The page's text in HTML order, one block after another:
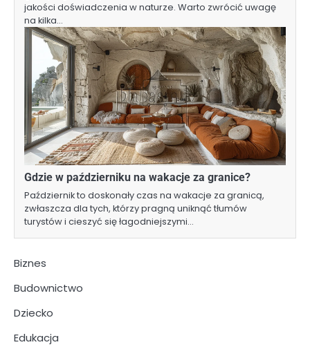
jakości doświadczenia w naturze. Warto zwrócić uwagę
na kilka…
Gdzie w październiku na wakacje za granice?
Październik to doskonały czas na wakacje za granicą,
zwłaszcza dla tych, którzy pragną uniknąć tłumów
turystów i cieszyć się łagodniejszymi…
Biznes
Budownictwo
Dziecko
Edukacja